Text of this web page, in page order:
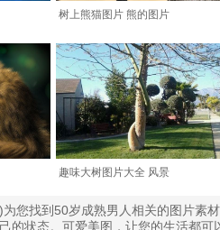
树上熊猫图片 熊的图片
趣味大树图片大全 风景
您找到50岁成熟男人相关的图片素
的状态。可爱美图，让您的生活都可